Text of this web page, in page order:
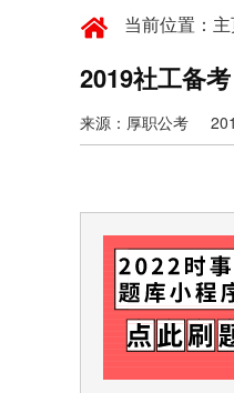
当前位置：
2019社工备
来源：厚职公考